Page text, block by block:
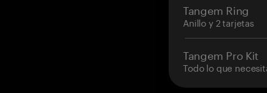
Tangem Ring
Anillo y 2 tarjetas
Tangem Pro Kit
Todo lo que